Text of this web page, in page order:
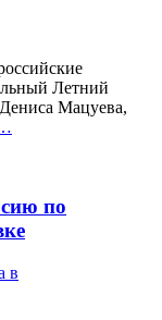
Летний
Мацуева,
по